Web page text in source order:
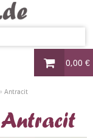
0,00 €
» Antracit